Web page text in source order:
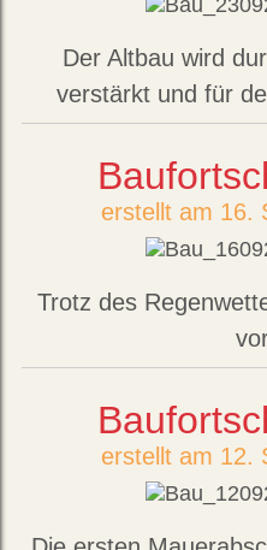
Der Altbau wird
verstärkt und für
erstellt am 16.
Trotz des
erstellt am 12.